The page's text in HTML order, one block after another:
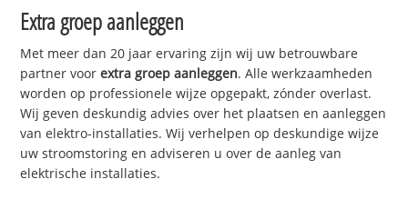
Extra groep aanleggen
Met meer dan 20 jaar ervaring zijn wij uw betrouwbare
partner voorextra groep aanleggen. Alle werkzaamheden
worden op professionele wijze opgepakt, zónder overlast.
Wij geven deskundig advies over het plaatsen en aanleggen
van elektro-installaties. Wij verhelpen op deskundige wijze
uw stroomstoring en adviseren u over de aanleg van
elektrische installaties.